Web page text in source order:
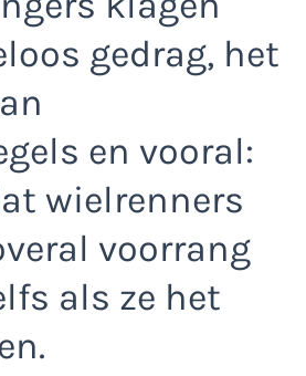
gedrag, het
en vooral:
wielrenners
voorrang
als ze het